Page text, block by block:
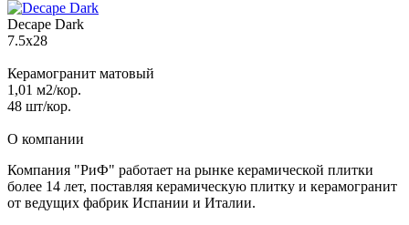
Decape Dark
7.5x28
Керамогранит матовый
1,01 м2/кор.
48 шт/кор.
О компании
Компания "РиФ" работает на рынке керамической плитки
более 14 лет, поставляя керамическую плитку и керамогранит
от ведущих фабрик Испании и Италии.